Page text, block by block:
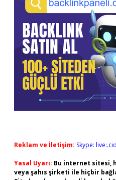
Reklam ve İletişim: Skype:
Yasal Uyarı: Bu internet sitesi,
veya şahıs şirketi ile hiçbir